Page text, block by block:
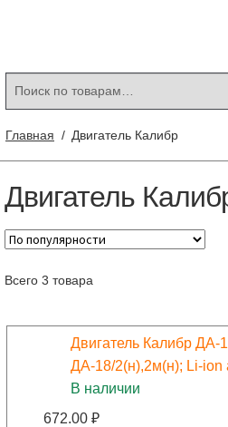
Главная / Двигатель Калибр
Двигатель
Всего 3 товара
Двигатель Калибр ДА-
ДА-18/2(н),2м(н); Li-ion
В наличии
672.00 ₽